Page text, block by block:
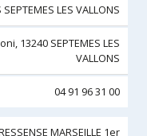
SEPTEMES LES VALLONS
13240 SEPTEMES LES
VALLONS
04 91 96 31 00
MARSEILLE 1er